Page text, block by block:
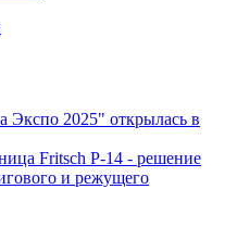
Экспо 2025" открылась в
Fritsch P-14 - решение
и режущего